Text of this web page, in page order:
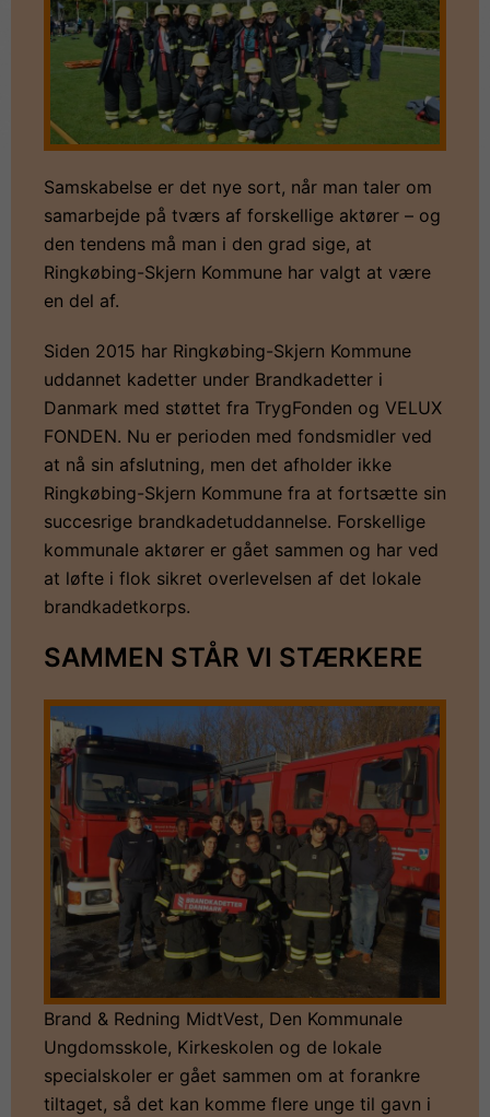
Samskabelse er det nye sort, når man taler om
samarbejde på tværs af forskellige aktører – og
den tendens må man i den grad sige, at
Ringkøbing-Skjern Kommune har valgt at være
en del af.
Siden 2015 har Ringkøbing-Skjern Kommune
uddannet kadetter under Brandkadetter i
Danmark med støttet fra TrygFonden og VELUX
FONDEN. Nu er perioden med fondsmidler ved
at nå sin afslutning, men det afholder ikke
Ringkøbing-Skjern Kommune fra at fortsætte sin
succesrige brandkadetuddannelse. Forskellige
kommunale aktører er gået sammen og har ved
at løfte i flok sikret overlevelsen af det lokale
brandkadetkorps.
SAMMEN STÅR VI STÆRKERE
Brand & Redning MidtVest, Den Kommunale
Ungdomsskole, Kirkeskolen og de lokale
specialskoler er gået sammen om at forankre
tiltaget, så det kan komme flere unge til gavn i